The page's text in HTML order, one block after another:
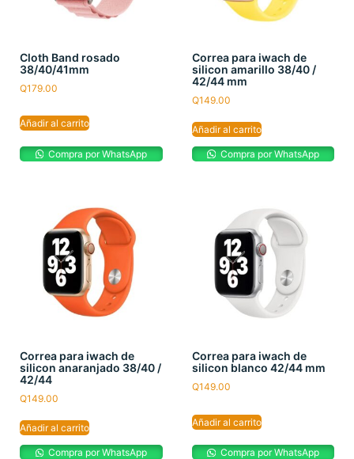
Cloth Band rosado
38/40/41mm
Q179.00
Añadir al carrito
Compra por WhatsApp
Correa para iwach de
silicon amarillo 38/40 /
42/44 mm
Q149.00
Añadir al carrito
Compra por WhatsApp
Correa para iwach de
silicon anaranjado 38/40 /
42/44
Q149.00
Añadir al carrito
Compra por WhatsApp
Correa para iwach de
silicon blanco 42/44 mm
Q149.00
Añadir al carrito
Compra por WhatsApp